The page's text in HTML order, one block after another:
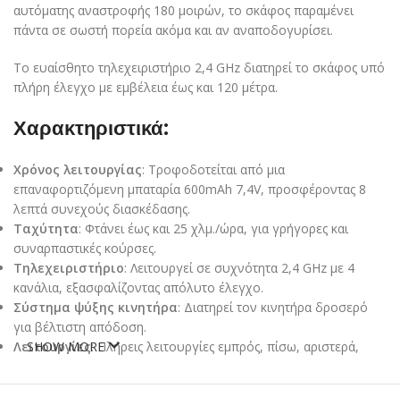
αυτόματης αναστροφής 180 μοιρών, το σκάφος παραμένει
πάντα σε σωστή πορεία ακόμα και αν αναποδογυρίσει.
Το ευαίσθητο τηλεχειριστήριο 2,4 GHz διατηρεί το σκάφος υπό
πλήρη έλεγχο με εμβέλεια έως και 120 μέτρα.
Χαρακτηριστικά:
Χρόνος λειτουργίας: Τροφοδοτείται από μια
επαναφορτιζόμενη μπαταρία 600mAh 7,4V, προσφέροντας 8
λεπτά συνεχούς διασκέδασης.
Ταχύτητα: Φτάνει έως και 25 χλμ./ώρα, για γρήγορες και
συναρπαστικές κούρσες.
Τηλεχειριστήριο: Λειτουργεί σε συχνότητα 2,4 GHz με 4
κανάλια, εξασφαλίζοντας απόλυτο έλεγχο.
Σύστημα ψύξης κινητήρα: Διατηρεί τον κινητήρα δροσερό
για βέλτιστη απόδοση.
Λειτουργίες: Πλήρεις λειτουργίες εμπρός, πίσω, αριστερά,
Οθόνη LCD: Παρέχει εύκολη παρακολούθηση των λειτουργιών
SHOW MORE